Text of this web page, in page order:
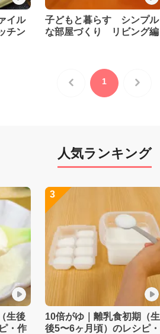
イル
チン
子どもと暮らす シンプル
な部屋づくり リビング編
1
人気ランキング
生後
・作
3
10倍がゆ｜離乳食初期（生
後5〜6ヶ月頃）のレシピ・